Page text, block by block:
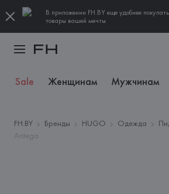
В приложении FH.BY еще удобнее покупать
товары вашей мечты
Sale Женщинам Мужчинам
FH.BY Бренды HUGO Одежда
Antega